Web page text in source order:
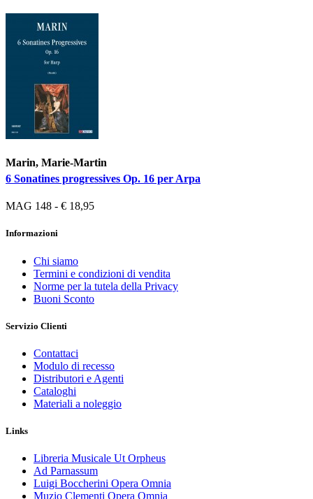
Marin, Marie-Martin
6 Sonatines progressives Op. 16 per Arpa
MAG 148 - € 18,95
Informazioni
Chi siamo
Termini e condizioni di vendita
Norme per la tutela della Privacy
Buoni Sconto
Servizio Clienti
Contattaci
Modulo di recesso
Distributori e Agenti
Cataloghi
Materiali a noleggio
Links
Libreria Musicale Ut Orpheus
Ad Parnassum
Luigi Boccherini Opera Omnia
Muzio Clementi Opera Omnia